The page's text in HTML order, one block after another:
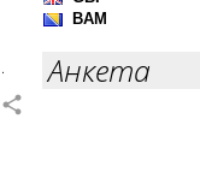
Анкета